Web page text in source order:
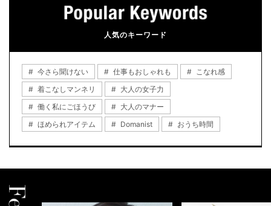
人気のキーワード
今さら聞けない 仕事もおしゃれも
こなれ感
着こなしマンネリ
大人の女子力
働く私にごほうび
大人のマナー
ほめられアイテム
Domanist おうち時間